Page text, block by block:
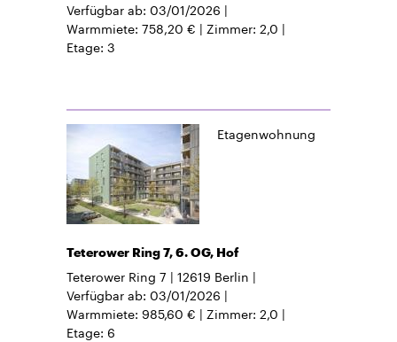
Verfügbar ab 03/01/2026
Warmmiete 758,20 € Zimmer 2,0
Etage 3
Etagenwohnung
Teterower Ring 7, 6. OG, Hof
Teterower Ring 7 12619 Berlin
Verfügbar ab 03/01/2026
Warmmiete 985,60 € Zimmer 2,0
Etage 6